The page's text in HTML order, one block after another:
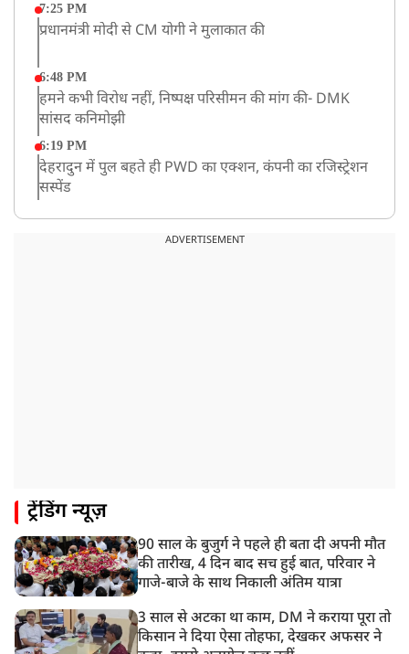
7:25 PM
प्रधानमंत्री मोदी से CM योगी ने मुलाकात की
6:48 PM
हमने कभी विरोध नहीं, निष्पक्ष परिसीमन की मांग की- DMK
सांसद कनिमोझी
6:19 PM
देहरादुन में पुल बहते ही PWD का एक्शन, कंपनी का रजिस्ट्रेशन
सस्पेंड
खराब मौसम की चेतावनी के कारण अमरनाथ यात्रा स्थगित
असम बाढ़: 13 जिलों में 15 लाख से ज्यादा लोग प्रभावित, मृतकों
10:21 AM
हिमाचल के चंबा में बड़ा सड़क हादसा, 7 यात्रियों की मौत; 11
घायल
ADVERTISEMENT
ट्रेंडिंग न्यूज़
90 साल के बुजुर्ग ने पहले ही बता दी अपनी मौत
की तारीख, 4 दिन बाद सच हुई बात, परिवार ने
गाजे-बाजे के साथ निकाली अंतिम यात्रा
3 साल से अटका था काम, DM ने कराया पूरा तो
किसान ने दिया ऐसा तोहफा, देखकर अफसर ने